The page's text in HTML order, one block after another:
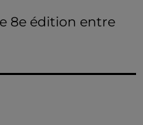
8e édition entre